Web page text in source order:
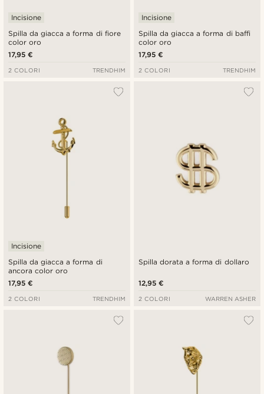
Spilla da giacca a forma di fiore
color oro
Incisione
17,95 €
2 COLORI TRENDHIM
Spilla da giacca a forma di baffi
color oro
Incisione
17,95 €
2 COLORI TRENDHIM
Spilla da giacca a forma di
ancora color oro
Incisione
17,95 €
2 COLORI TRENDHIM
Spilla dorata a forma di dollaro
12,95 €
2 COLORI WARREN ASHER